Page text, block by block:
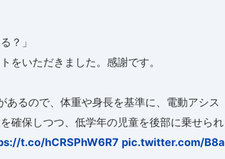
？」
をいただきました。感謝です。
あるので、体重や身長を基準に、電動アシス
確保しつつ、低学年の児童を後部に乗せられ
t.co/hCRSPhW6R7 pic.twitter.com/B8a